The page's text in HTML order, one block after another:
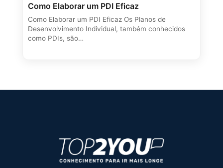
Como Elaborar um PDI Eficaz
Como Elaborar um PDI Eficaz Os Planos de
Desenvolvimento Individual, também conhecidos
como PDIs, são…